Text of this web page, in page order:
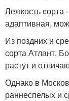
Лежкость сорта
адаптивная,
Из поздних и
сорта Атлант,
растут и
Однако в
раннеспелых и